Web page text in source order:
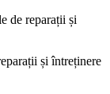
de reparații și
și întreținere